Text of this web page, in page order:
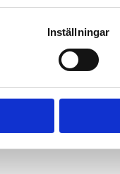
Inställningar